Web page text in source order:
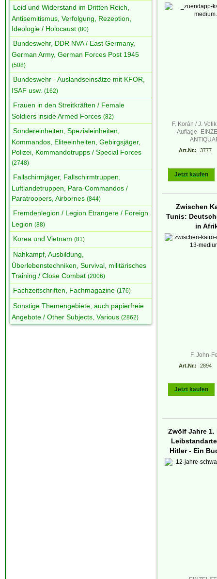
Leid und Widerstand im Dritten Reich,
Antisemitismus, Verfolgung, Rezeption,
Ideologie / Holocaust (80)
Bundeswehr, DDR NVA / East Germany,
German Army, German Forces Post 1945
(508)
Bundeswehr - Auslandseinsätze mit KFOR,
ISAF usw. (162)
Frauen in den Streitkräften / Female
Soldiers inside Armed Forces (82)
Sondereinheiten, Spezialeinheiten,
Kommandos, Eliteeinheiten, Gebirgsjäger,
Polizei, Kommandotrupps / Special Forces
(2748)
Fallschirmjäger, Fallschirmtruppen,
Luftlandetruppen, Para-Commandos /
Paratroopers, Airbornes (844)
Fremdenlegion / Legion Etrangere / Foreign
Legion (88)
Korea und Vietnam (81)
Nahkampf, Ausbildung,
Überlebenstechniken, Survival, militärisches
Training / Close Combat (2006)
Fachzeitschriften, Fachmagazine (176)
Sonstige Themengebiete, auch papierfreie
Angebote / Other Subjects, Various (2862)
F. Korán / J.
Auflage-
Art.Nr.: 3777
Jetzt kaufen
Zwischen
Tunis:
in
F. John-
Art.Nr.: 2894
Jetzt kaufen
Zwölf Jahre 1.
Hitler - Ein